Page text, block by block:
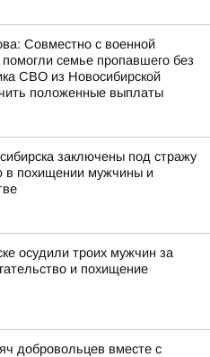
Совместно с военной
помогли семье пропавшего без
СВО из Новосибирской
положенные выплаты
заключены под стражу
в похищении мужчины и
осудили троих мужчин за
и похищение
добровольцев вместе с